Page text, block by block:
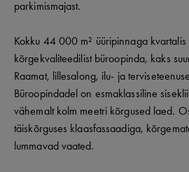
parkimismajast.
Kokku 44 000 m² üüripinnaga
kõrgekvaliteedilist büroopinda, kaks
Raamat, lillesalong, ilu- ja
Büroopindadel on esmaklassiline
vähemalt kolm meetri kõrgused laed.
täiskõrguses klaasfassaadiga,
lummavad vaated.